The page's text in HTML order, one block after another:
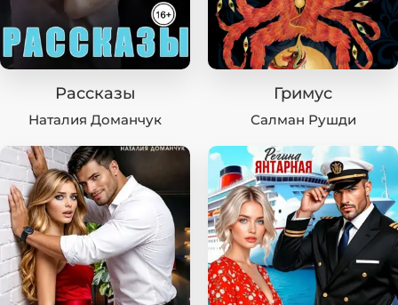
Рассказы
Наталия Доманчук
Гримус
Салман Рушди